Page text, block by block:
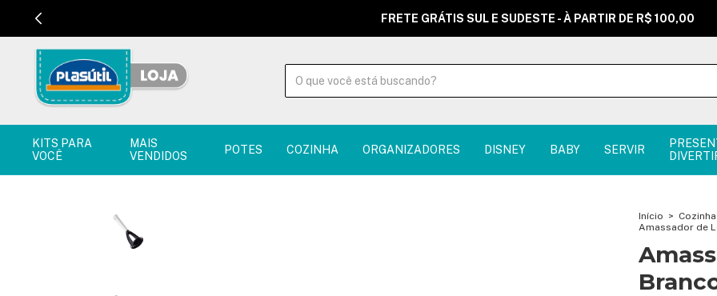
FRETE GRÁTIS SUL E SUDESTE - À PARTIR DE R$ 100,00
KITS PARA
VOCÊ
MAIS
VENDIDOS
POTES COZINHA ORGANIZADORES DISNEY BABY SERVIR
Início > Cozinha
Amassador de